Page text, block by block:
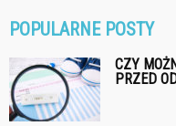
POPULARNE POSTY
CZY
PRZED